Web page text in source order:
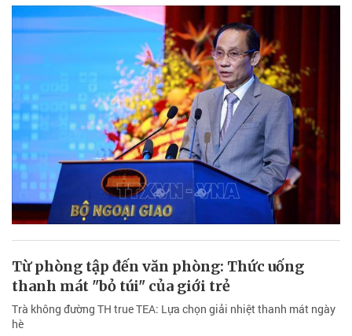
Từ phòng tập đến văn phòng: Thức uống
thanh mát "bỏ túi" của giới trẻ
Trà không đường TH true TEA: Lựa chọn giải nhiệt thanh mát ngày
hè